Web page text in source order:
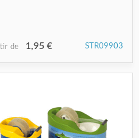
de 1,95 € STR09903